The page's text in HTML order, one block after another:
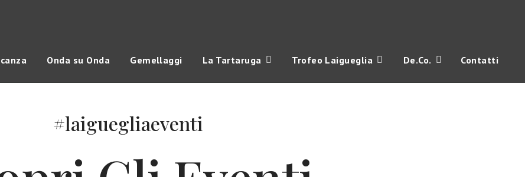
Onda su Onda Gemellaggi La Tartaruga Trofeo Laigueglia De.Co. Contatti
#laiguegliaeventi